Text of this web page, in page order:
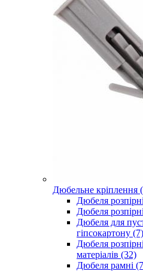
Дюбельне кріплення
Дюбеля
Дюбеля
Дюбеля для
гіпсокартону (7)
Дюбеля
матеріалів (32)
Дюбеля рамні